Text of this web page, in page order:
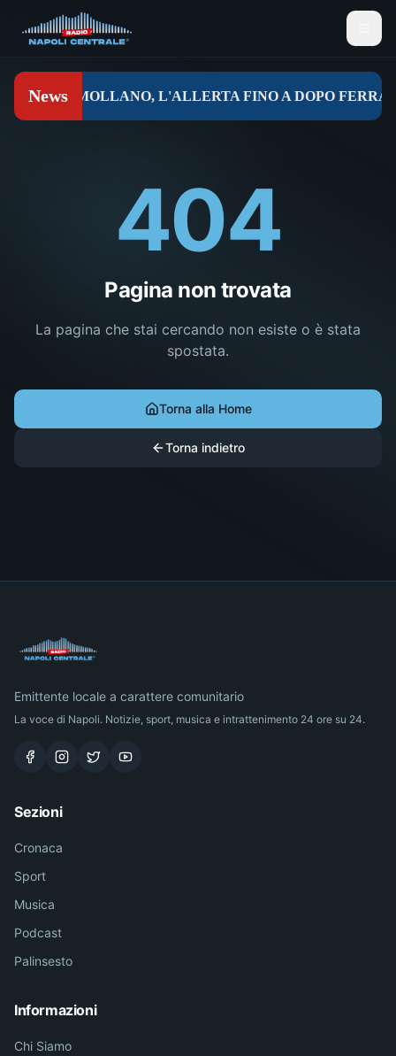
404
Pagina non trovata
La pagina che stai cercando non esiste o è stata
spostata.
Torna alla Home
Torna indietro
Emittente locale a carattere comunitario
La voce di Napoli. Notizie, sport, musica e intrattenimento 24 ore su 24.
Sezioni
Cronaca
Sport
Musica
Podcast
Palinsesto
Informazioni
Chi Siamo